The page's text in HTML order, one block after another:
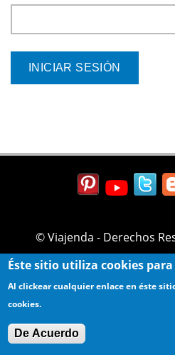
© Viajenda - Derechos
Éste sitio utiliza cookies
Al clickear cualquier enlace en éste
cookies.
De Acuerdo